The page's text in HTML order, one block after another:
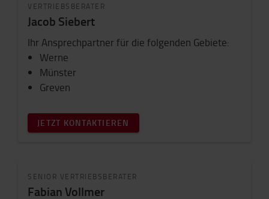
VERTRIEBSBERATER
Jacob Siebert
Ihr Ansprechpartner für die folgenden Gebiete:
Werne
Münster
Greven
JETZT KONTAKTIEREN
SENIOR VERTRIEBSBERATER
Fabian Vollmer